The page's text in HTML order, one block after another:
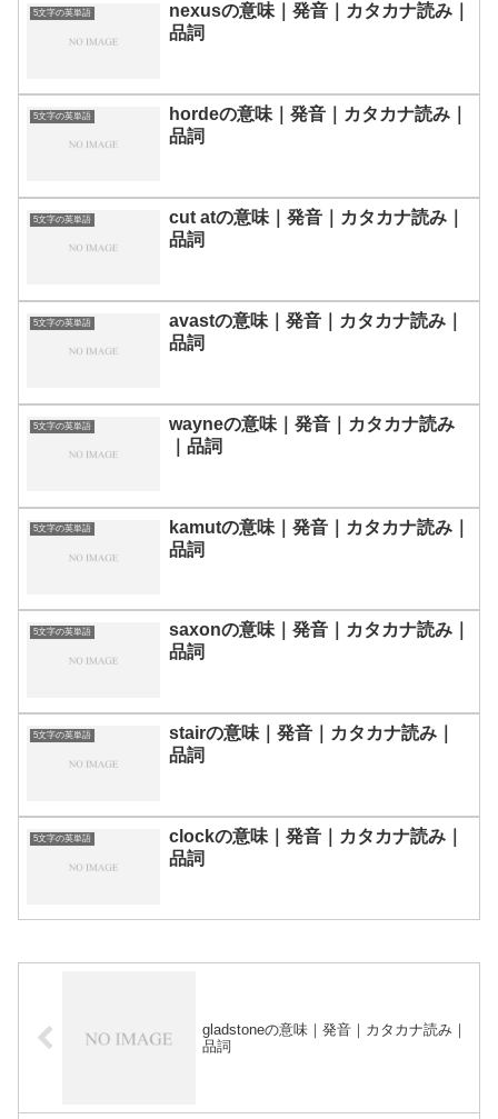
5文字の英単語
nexusの意味｜発音｜カタカナ読み｜
品詞
5文字の英単語
hordeの意味｜発音｜カタカナ読み｜
品詞
5文字の英単語
cut atの意味｜発音｜カタカナ読み｜
品詞
5文字の英単語
avastの意味｜発音｜カタカナ読み｜
品詞
5文字の英単語
wayneの意味｜発音｜カタカナ読み
｜品詞
5文字の英単語
kamutの意味｜発音｜カタカナ読み｜
品詞
5文字の英単語
saxonの意味｜発音｜カタカナ読み｜
品詞
5文字の英単語
stairの意味｜発音｜カタカナ読み｜
品詞
5文字の英単語
clockの意味｜発音｜カタカナ読み｜
品詞
gladstoneの意味｜発音｜カタカナ読み｜
品詞